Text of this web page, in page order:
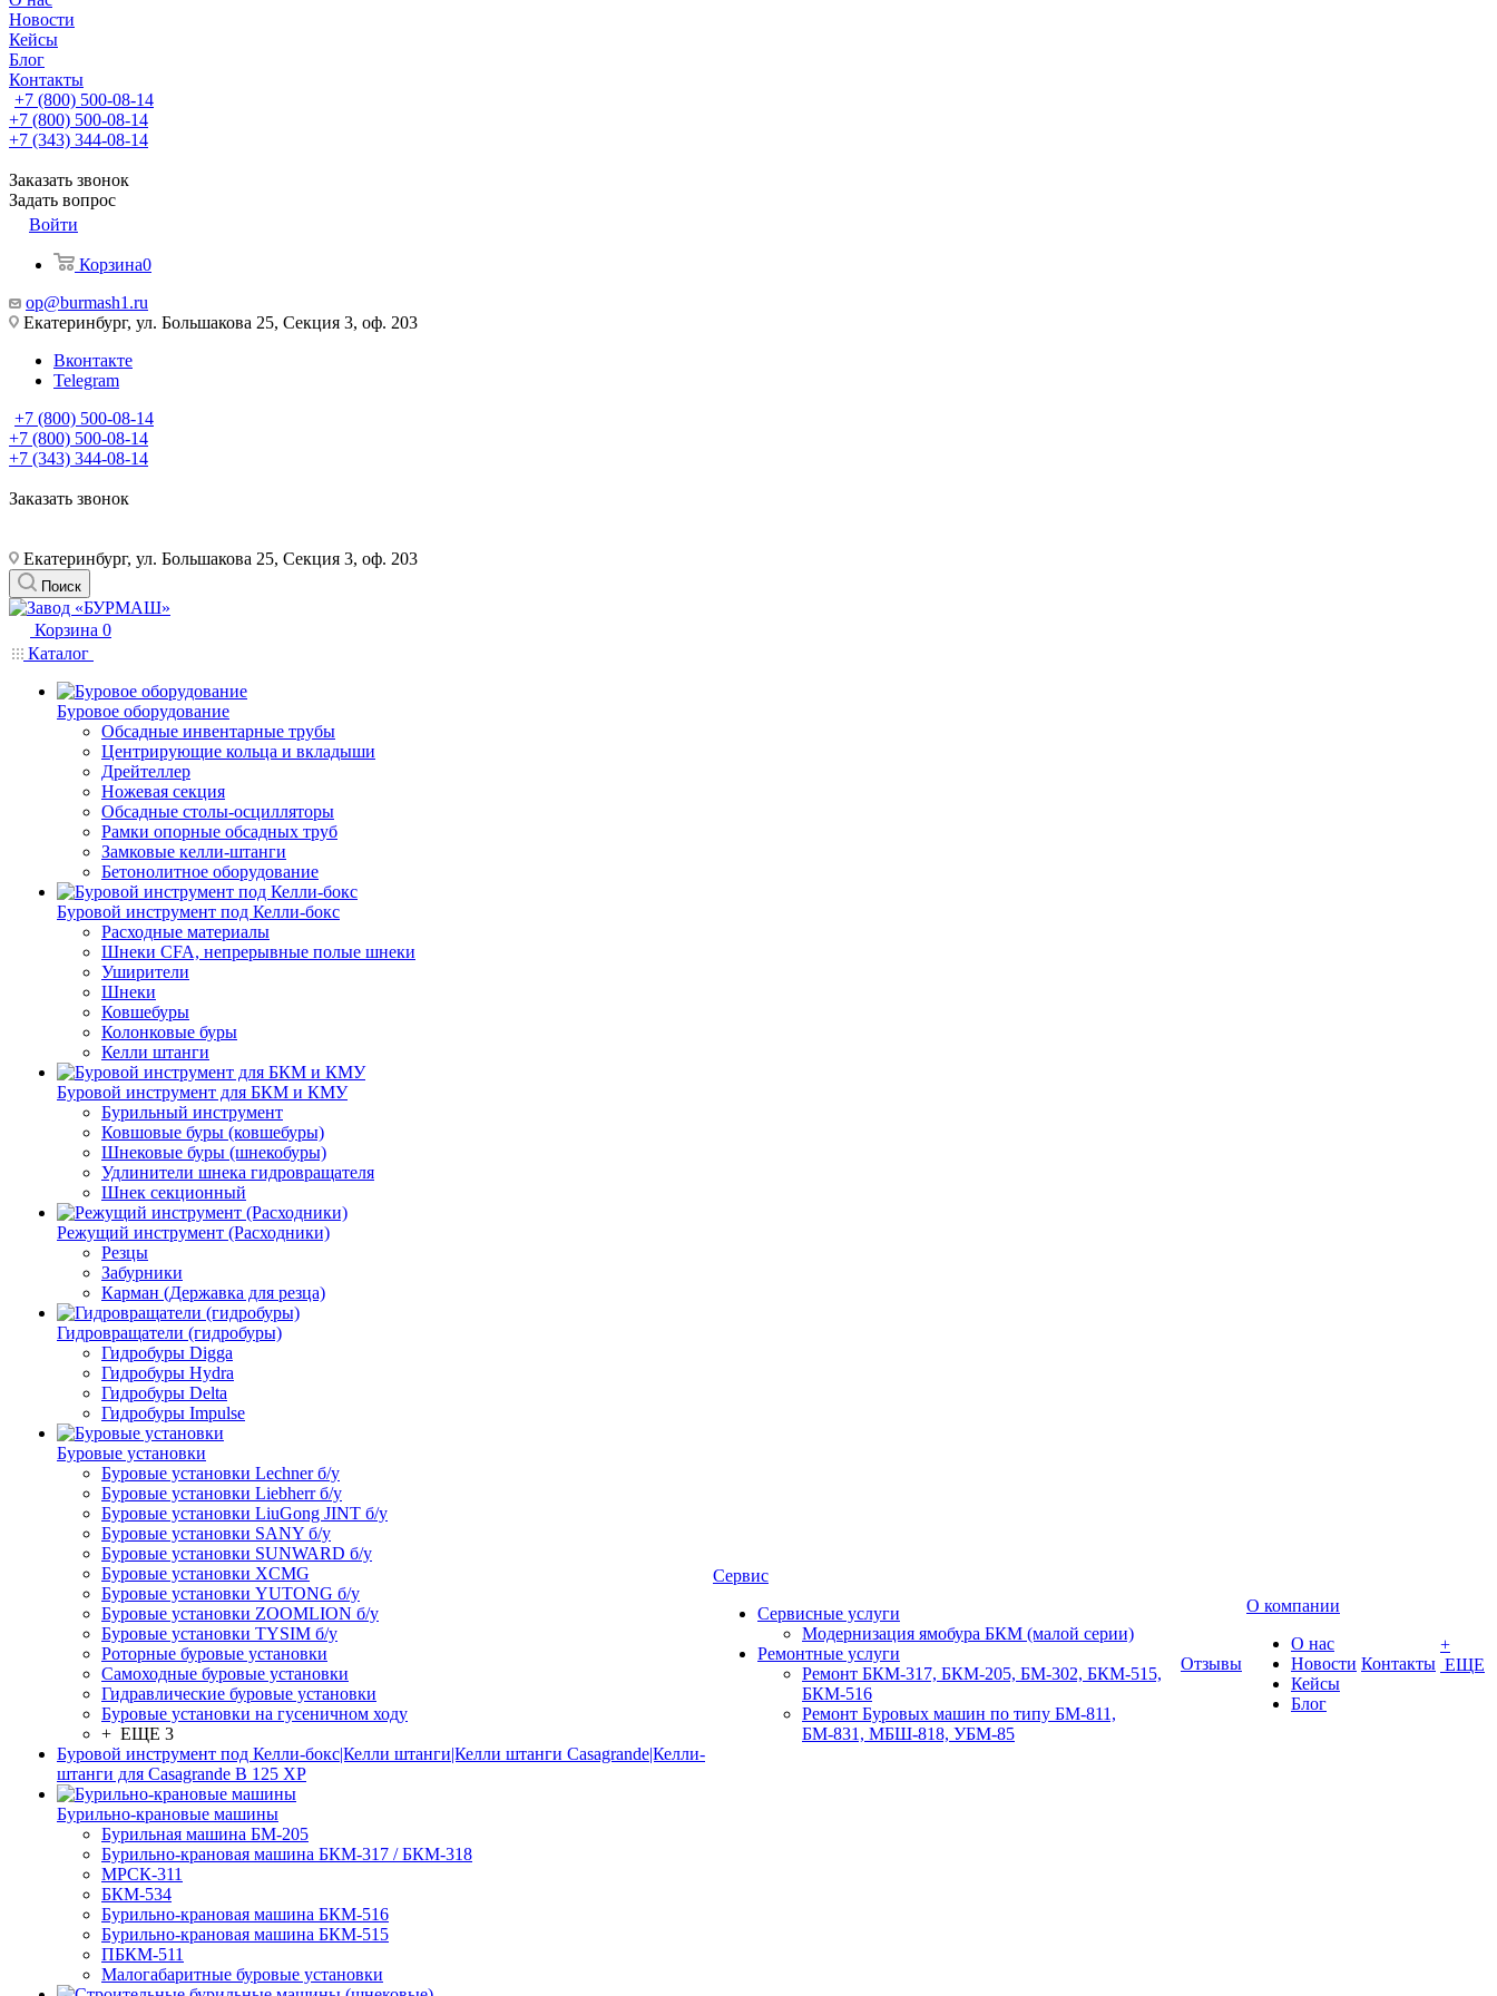
Новости
Кейсы
Блог
Контакты
+7 (800) 500-08-14
+7 (800) 500-08-14
+7 (343) 344-08-14
Заказать звонок
Задать вопрос
Войти
Корзина0
op@burmash1.ru
Екатеринбург, ул. Большакова 25, Секция 3, оф. 203
Вконтакте
Telegram
+7 (800) 500-08-14
+7 (800) 500-08-14
+7 (343) 344-08-14
Заказать звонок
Екатеринбург, ул. Большакова 25, Секция 3, оф. 203
Поиск
Корзина 0
Каталог
Буровое оборудование
Обсадные инвентарные трубы
Центрирующие кольца и вкладыши
Дрейтеллер
Ножевая секция
Обсадные столы-осцилляторы
Рамки опорные обсадных труб
Замковые келли-штанги
Бетонолитное оборудование
Буровой инструмент под Келли-бокс
Расходные материалы
Шнеки CFA, непрерывные полые шнеки
Уширители
Шнеки
Ковшебуры
Колонковые буры
Келли штанги
Буровой инструмент для БКМ и КМУ
Бурильный инструмент
Ковшовые буры (ковшебуры)
Шнековые буры (шнекобуры)
Удлинители шнека гидровращателя
Шнек секционный
Режущий инструмент (Расходники)
Резцы
Забурники
Карман (Державка для резца)
Гидровращатели (гидробуры)
Гидробуры Digga
Гидробуры Hydra
Гидробуры Delta
Гидробуры Impulse
Буровые установки
Буровые установки Lechner б/у
Буровые установки Liebherr б/у
Буровые установки LiuGong JINT б/у
Буровые установки SANY б/у
Буровые установки SUNWARD б/у
Буровые установки XCMG
Буровые установки YUTONG б/у
Буровые установки ZOOMLION б/у
Буровые установки TYSIM б/у
Роторные буровые установки
Самоходные буровые установки
Гидравлические буровые установки
Буровые установки на гусеничном ходу
+ ЕЩЕ 3
Буровой инструмент под Келли-бокс|Келли штанги|Келли штанги Casagrande|Келли-
штанги для Casagrande B 125 XP
Бурильно-крановые машины
Бурильная машина БМ-205
Бурильно-крановая машина БКМ-317 / БКМ-318
МРСК-311
БКМ-534
Бурильно-крановая машина БКМ-516
Бурильно-крановая машина БКМ-515
ПБКМ-511
Малогабаритные буровые установки
Сервис
Сервисные услуги
Модернизация ямобура БКМ (малой серии)
Ремонтные услуги
Ремонт БКМ-317, БКМ-205, БМ-302, БКМ-515,
БКМ-516
Ремонт Буровых машин по типу БМ-811,
БМ-831, МБШ-818, УБМ-85
Отзывы
О компании
О нас
Новости
Кейсы
Блог
Контакты
+
ЕЩЕ